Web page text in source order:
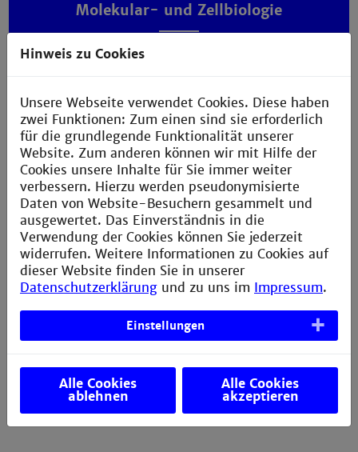
Molekular- und Zellbiologie
Organische Chemie
Technische Mikrobiologie
Hinweis zu Cookies
Unsere Webseite verwendet Cookies. Diese haben
zwei Funktionen: Zum einen sind sie erforderlich
für die grundlegende Funktionalität unserer
Website. Zum anderen können wir mit Hilfe der
Cookies unsere Inhalte für Sie immer weiter
verbessern. Hierzu werden pseudonymisierte
Daten von Website-Besuchern gesammelt und
ausgewertet. Das Einverständnis in die
Verwendung der Cookies können Sie jederzeit
widerrufen. Weitere Informationen zu Cookies auf
dieser Website finden Sie in unserer
Datenschutzerklärung und zu uns im Impressum.
Einstellungen
Alle Cookies
ablehnen
Alle Cookies
akzeptieren